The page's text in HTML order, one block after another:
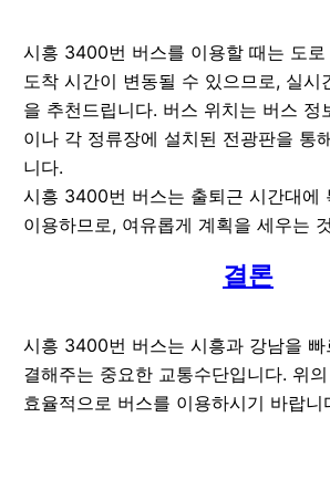
시흥 3400번 버스를 이용할 때는 도
도착 시간이 변동될 수 있으므로, 실시
을 추천드립니다. 버스 위치는 버스 정
이나 각 정류장에 설치된 전광판을 통
니다.
시흥 3400번 버스는 출퇴근 시간대에
이용하므로, 여유롭게 계획을 세우는
결론
시흥 3400번 버스는 시흥과 강남을 빠
결해주는 중요한 교통수단입니다. 위
효율적으로 버스를 이용하시기 바랍니